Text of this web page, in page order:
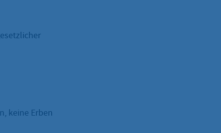
keine Erben